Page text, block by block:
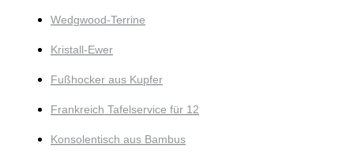
Wedgwood-Terrine
Kristall-Ewer
Fußhocker aus Kupfer
Frankreich Tafelservice für 12
Konsolentisch aus Bambus